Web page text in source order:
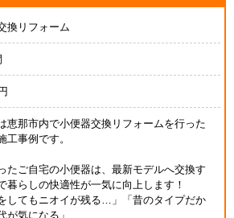
換リフォーム
恵那市内で小便器交換リフォームを行った
工事例です。
たご自宅の小便器は、最新モデルへ交換す
暮らしの快適性が一気に向上します！
してもニオイが残る…」「昔のタイプだか
が気になる」